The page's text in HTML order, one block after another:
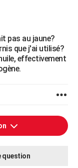
pas au jaune?
que j'ai utilisé?
effectivement
question